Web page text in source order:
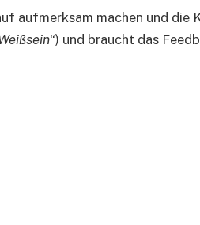
aufmerksam machen und die
“) und braucht das